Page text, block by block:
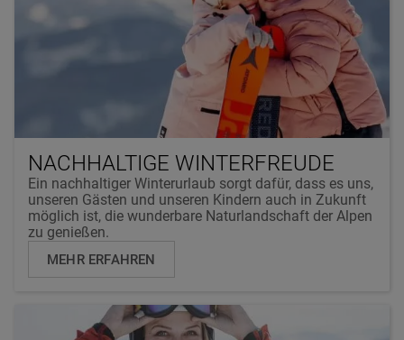
NACHHALTIGE WINTERFREUDE
Ein nachhaltiger Winterurlaub sorgt dafür, dass es uns,
unseren Gästen und unseren Kindern auch in Zukunft
möglich ist, die wunderbare Naturlandschaft der Alpen
zu genießen.
MEHR ERFAHREN